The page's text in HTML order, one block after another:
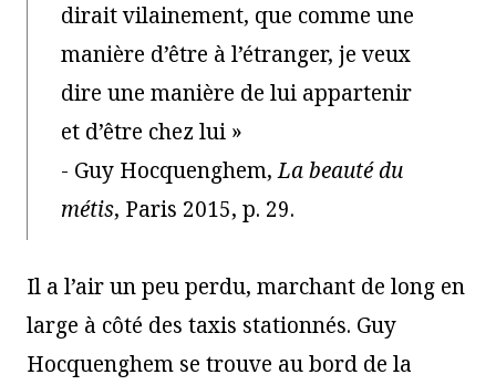
dirait vilainement, que comme une
manière d’être à l’étranger, je veux
dire une manière de lui appartenir
et d’être chez lui »
- Guy Hocquenghem,La beauté du
métis, Paris 2015, p. 29.
Il a l’air un peu perdu, marchant de long en
large à côté des taxis stationnés. Guy
Hocquenghem se trouve au bord de la